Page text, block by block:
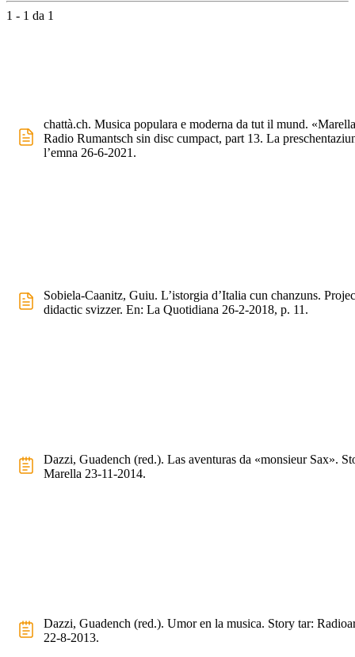
1 - 1 da 1
chattà.ch. Musica populara e moderna da tut il mund.
Radio Rumantsch sin disc cumpact, part 13. La
l’emna 26-6-2021.
Sobiela-Caanitz, Guiu. L’istorgia d’Italia cun chanzuns.
didactic svizzer. En: La Quotidiana 26-2-2018, p. 11.
Dazzi, Guadench (red.). Las aventuras da «monsieur Sax».
Marella 23-11-2014.
Dazzi, Guadench (red.). Umor en la musica. Story tar:
22-8-2013.